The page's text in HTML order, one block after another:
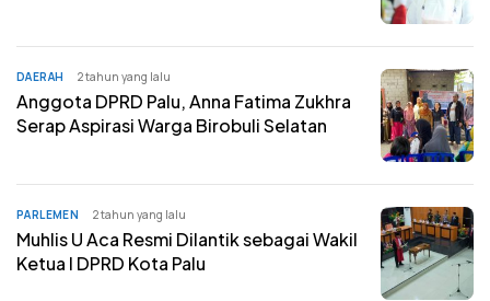
DAERAH 2 tahun yang lalu
Anggota DPRD Palu, Anna Fatima Zukhra
Serap Aspirasi Warga Birobuli Selatan
PARLEMEN 2 tahun yang lalu
Muhlis U Aca Resmi Dilantik sebagai Wakil
Ketua I DPRD Kota Palu